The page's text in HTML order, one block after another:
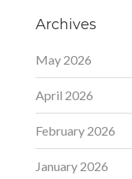
Archives
May 2026
April 2026
February 2026
January 2026